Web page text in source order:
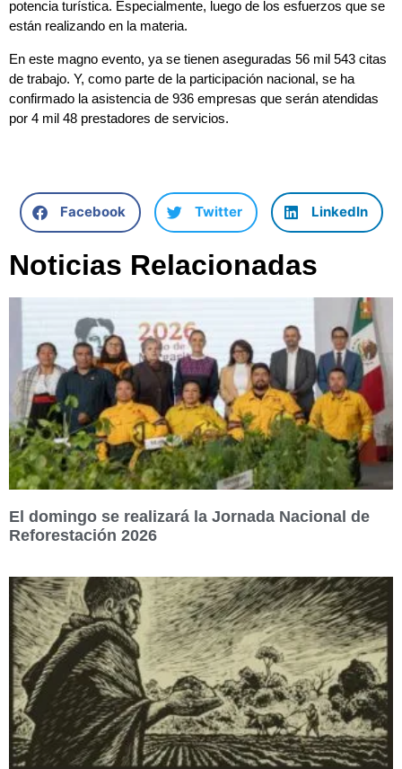
potencia turística. Especialmente, luego de los esfuerzos que se
están realizando en la materia.
En este magno evento, ya se tienen aseguradas 56 mil 543 citas
de trabajo. Y, como parte de la participación nacional, se ha
confirmado la asistencia de 936 empresas que serán atendidas
por 4 mil 48 prestadores de servicios.
Facebook Twitter LinkedIn
Noticias Relacionadas
El domingo se realizará la Jornada Nacional de
Reforestación 2026